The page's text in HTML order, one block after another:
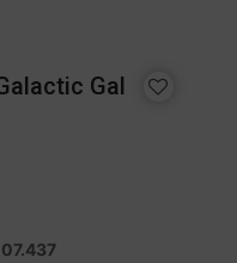
Gal